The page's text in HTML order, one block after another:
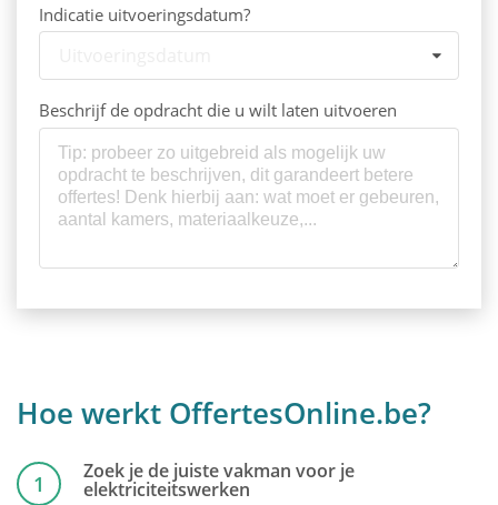
Indicatie uitvoeringsdatum?
Beschrijf de opdracht die u wilt laten uitvoeren
Hoe werkt OffertesOnline.be?
1 Zoek je de juiste vakman voor je
elektriciteitswerken